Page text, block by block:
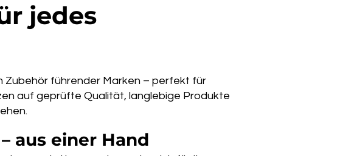
jedes
Zubehör führender Marken – perfekt für
auf geprüfte Qualität, langlebige Produkte
aus einer Hand